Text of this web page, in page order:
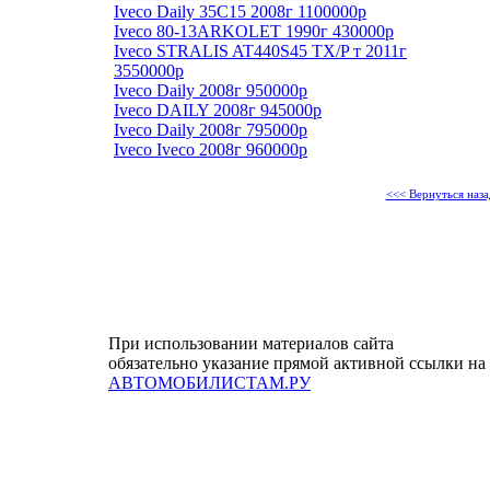
Iveco Daily 35C15 2008г 1100000р
Iveco 80-13ARKOLET 1990г 430000р
Iveco STRALIS AT440S45 TX/P т 2011г
3550000р
Iveco Daily 2008г 950000р
Iveco DAILY 2008г 945000р
Iveco Daily 2008г 795000р
Iveco Iveco 2008г 960000р
<<< Вернуться
При использовании материалов сайта
обязательно указание прямой активной ссылки на
АВТОМОБИЛИСТАМ.РУ